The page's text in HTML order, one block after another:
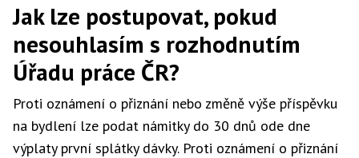
Jak lze postupovat, pokud
nesouhlasím s rozhodnutím
Úřadu práce ČR?
Proti oznámení o přiznání nebo změně výše příspěvku
na bydlení lze podat námitky do 30 dnů ode dne
výplaty první splátky dávky. Proti oznámení o přiznání